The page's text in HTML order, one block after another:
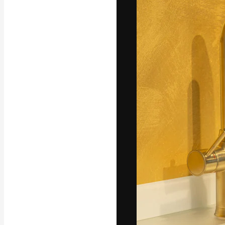
La piattaforma
migliori lavori.
creativi,
Italiano
Copyright ©